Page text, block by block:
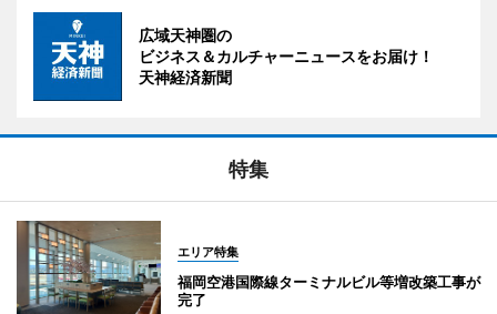
広域天神圏の
ビジネス＆カルチャーニュースをお届け！
天神経済新聞
特集
エリア特集
福岡空港国際線ターミナルビル等増改築工事が
完了